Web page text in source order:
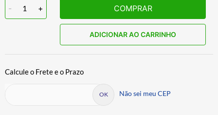
- 1 + COMPRAR
ADICIONAR AO CARRINHO
Não sei meu CEP